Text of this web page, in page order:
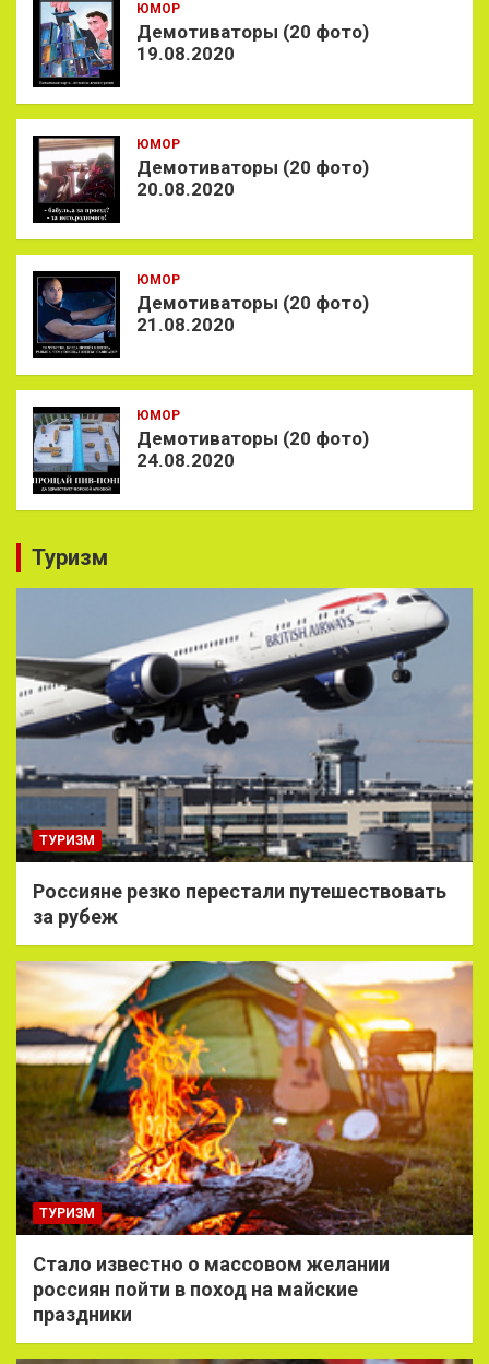
ЮМОР
Демотиваторы (20 фото)
19.08.2020
ЮМОР
Демотиваторы (20 фото)
20.08.2020
ЮМОР
Демотиваторы (20 фото)
21.08.2020
ЮМОР
Демотиваторы (20 фото)
24.08.2020
Туризм
ТУРИЗМ
Россияне резко перестали путешествовать
за рубеж
ТУРИЗМ
Стало известно о массовом желании
россиян пойти в поход на майские
праздники